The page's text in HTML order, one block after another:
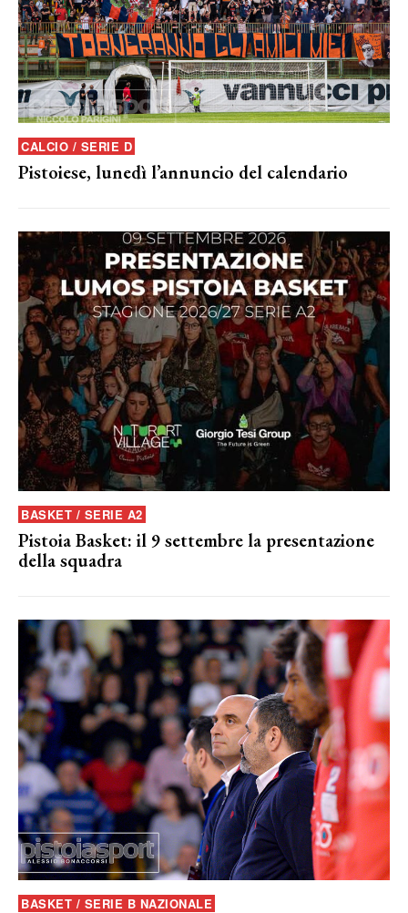
CALCIO / SERIE D
Pistoiese, lunedì l’annuncio del calendario
BASKET / SERIE A2
Pistoia Basket: il 9 settembre la presentazione
della squadra
BASKET / SERIE B NAZIONALE